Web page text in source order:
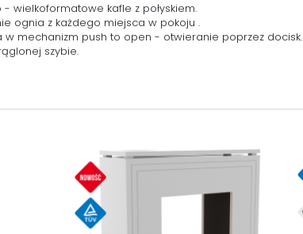
wielkoformatowe kafle z połyskiem.
ognia z każdego miejsca w pokoju .
mechanizm push to open - otwieranie poprzez docisk.
szybie.